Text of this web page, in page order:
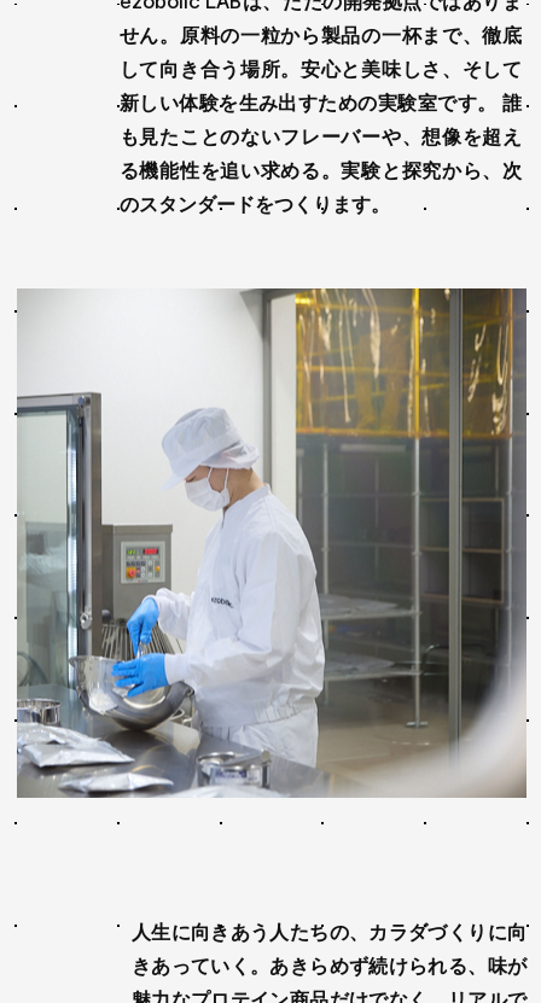
せん。原料の一粒から製品の一杯まで、徹底
して向き合う場所。安心と美味しさ、そして
新しい体験を生み出すための実験室です。 誰
も見たことのないフレーバーや、想像を超え
る機能性を追い求める。実験と探究から、次
のスタンダードをつくります。
人生に向きあう人たちの、カラダづくりに向
きあっていく。あきらめず続けられる、味が